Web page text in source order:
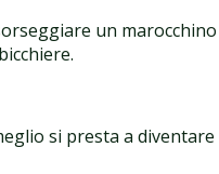
un marocchino
si presta a diventare